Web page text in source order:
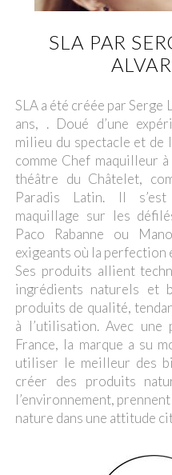
SLA PAR
SLA a été créée par Serge
ans, . Doué d’une
milieu du spectacle et de
comme Chef maquilleur
théâtre du Châtelet,
Paradis Latin. Il
maquillage sur les
Paco Rabanne ou
exigeants où la perfection
Ses produits allient
ingrédients naturels et
produits de qualité,
à l’utilisation. Avec une
France, la marque a su
utiliser le meilleur des
créer des produits
l’environnement,
nature dans une attitude